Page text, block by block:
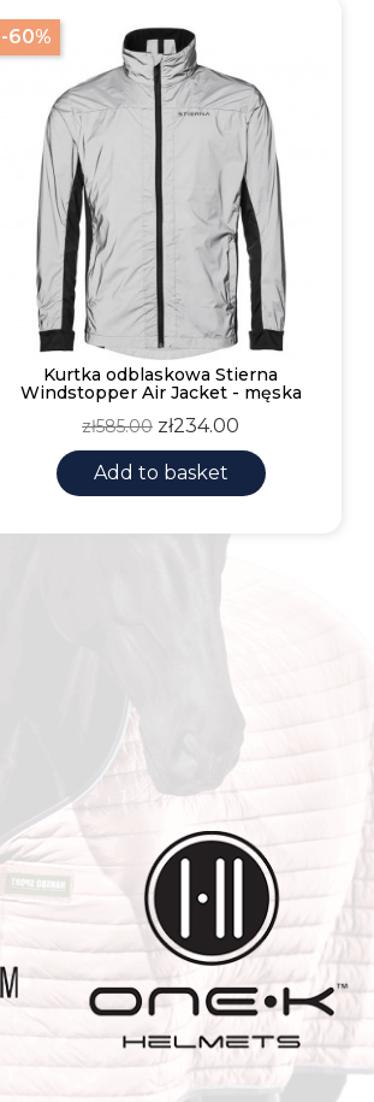
-60%
Kurtka odblaskowa Stierna
Windstopper Air Jacket - męska
Regular
price
zł585.00 Price
zł234.00
Add to basket